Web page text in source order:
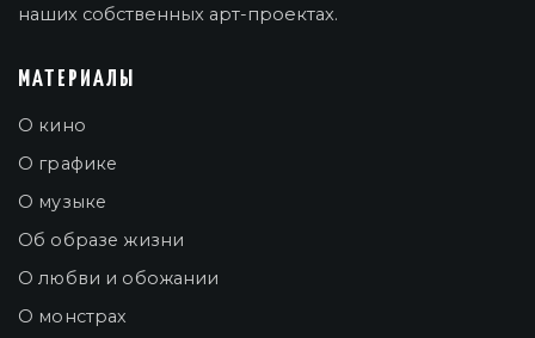
наших собственных арт-проектах.
МАТЕРИАЛЫ
О кино
О графике
О музыке
Об образе жизни
О любви и обожании
О монстрах